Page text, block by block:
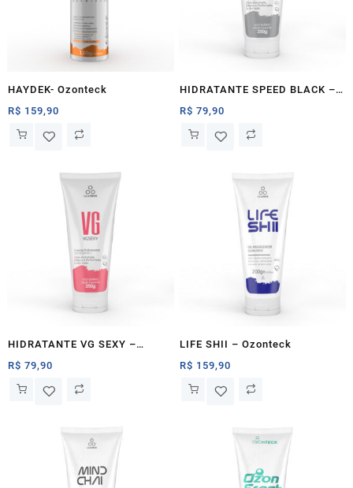
HAYDEK- Ozonteck
R$ 159,90
HIDRATANTE SPEED BLACK –
Ozonteck
R$ 79,90
HIDRATANTE VG SEXY –
Ozonteck
R$ 79,90
LIFE SHII – Ozonteck
R$ 159,90